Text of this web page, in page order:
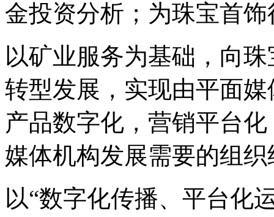
金投资分析；为珠宝首
以矿业服务为基础，向
转型发展，实现由平面
产品数字化，营销平台
媒体机构发展需要的组
以“数字化传播、平台化